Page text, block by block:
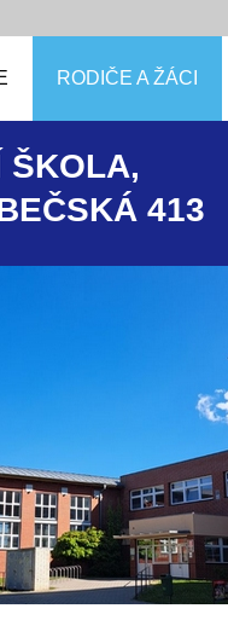
RODIČE A ŽÁCI
ŠKOLA,
413